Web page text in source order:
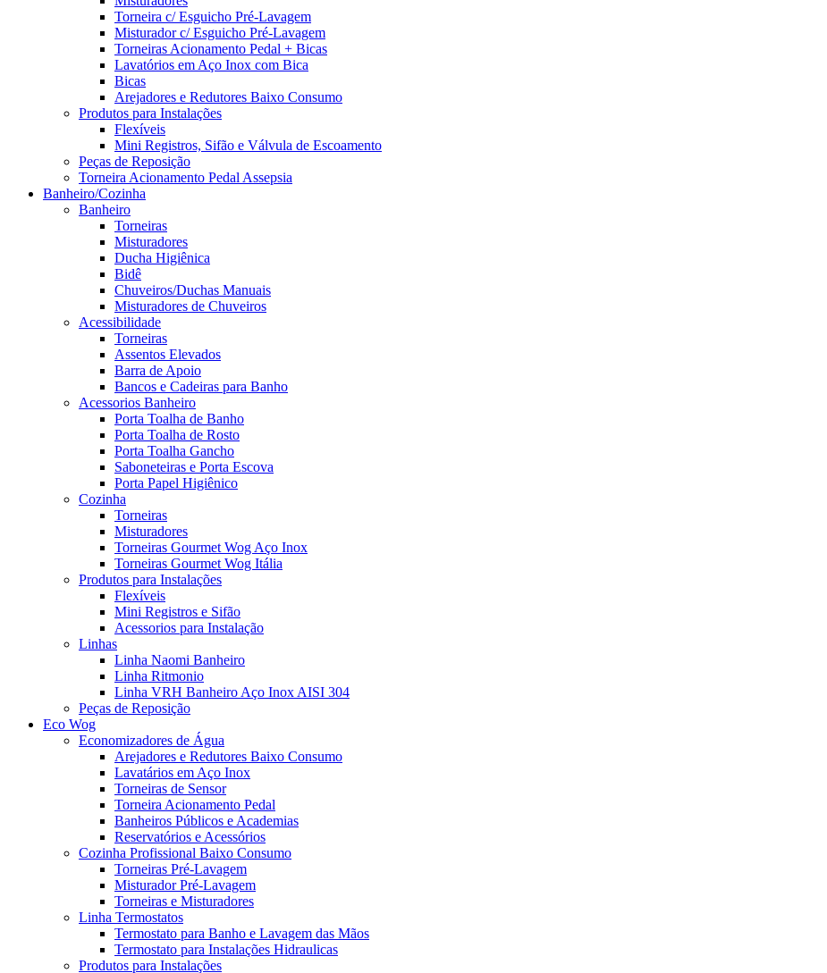
Torneira c/ Esguicho Pré-Lavagem
Misturador c/ Esguicho Pré-Lavagem
Torneiras Acionamento Pedal + Bicas
Lavatórios em Aço Inox com Bica
Bicas
Arejadores e Redutores Baixo Consumo
Produtos para Instalações
Flexíveis
Mini Registros, Sifão e Válvula de Escoamento
Peças de Reposição
Torneira Acionamento Pedal Assepsia
Banheiro/Cozinha
Banheiro
Torneiras
Misturadores
Ducha Higiênica
Bidê
Chuveiros/Duchas Manuais
Misturadores de Chuveiros
Acessibilidade
Torneiras
Assentos Elevados
Barra de Apoio
Bancos e Cadeiras para Banho
Acessorios Banheiro
Porta Toalha de Banho
Porta Toalha de Rosto
Porta Toalha Gancho
Saboneteiras e Porta Escova
Porta Papel Higiênico
Cozinha
Torneiras
Misturadores
Torneiras Gourmet Wog Aço Inox
Torneiras Gourmet Wog Itália
Produtos para Instalações
Flexíveis
Mini Registros e Sifão
Acessorios para Instalação
Linhas
Linha Naomi Banheiro
Linha Ritmonio
Linha VRH Banheiro Aço Inox AISI 304
Peças de Reposição
Eco Wog
Economizadores de Água
Arejadores e Redutores Baixo Consumo
Lavatários em Aço Inox
Torneiras de Sensor
Torneira Acionamento Pedal
Banheiros Públicos e Academias
Reservatórios e Acessórios
Cozinha Profissional Baixo Consumo
Torneiras Pré-Lavagem
Misturador Pré-Lavagem
Torneiras e Misturadores
Linha Termostatos
Termostato para Banho e Lavagem das Mãos
Termostato para Instalações Hidraulicas
Produtos para Instalações